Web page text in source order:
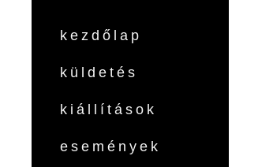
kezdőlap
küldetés
kiállítások
események